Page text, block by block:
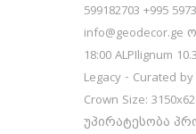
599182703 +995
info@geodecor.ge
18:00 ALPIlignum
Legacy - Curated
Crown Size:
უპირატესობა